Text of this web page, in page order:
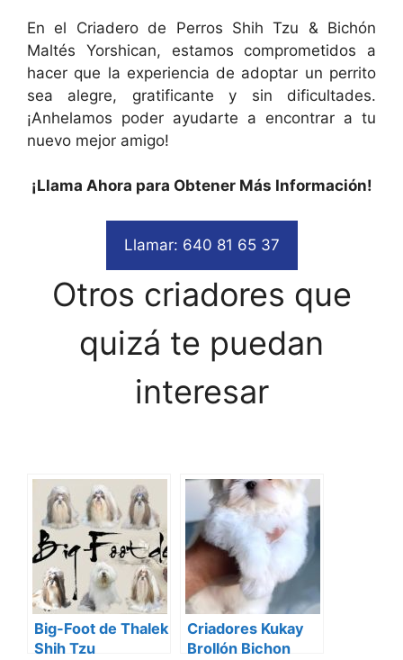
En el Criadero de Perros Shih Tzu & Bichón
Maltés Yorshican, estamos comprometidos a
hacer que la experiencia de adoptar un perrito
sea alegre, gratificante y sin dificultades.
¡Anhelamos poder ayudarte a encontrar a tu
nuevo mejor amigo!
¡Llama Ahora para Obtener Más Información!
Llamar: 640 81 65 37
Otros criadores que
quizá te puedan
interesar
Big-Foot de Thalek
Shih Tzu
Criadores Kukay
Brollón Bichon